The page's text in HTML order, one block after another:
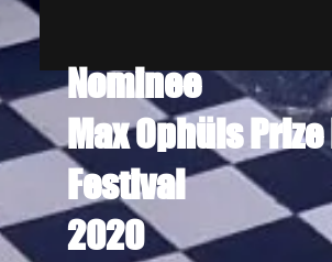
Nominee
Max Ophüls
Festival
2020